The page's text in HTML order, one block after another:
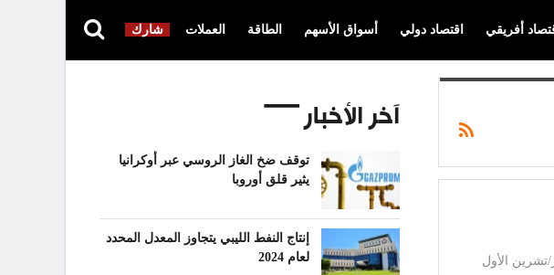
أفريقي اقتصاد دولي أسواق الأسهم الطاقة العملات شارك
من 2% خلال تعاملات يوم الأربعاء 18 أكتوبر/تشرين الأول
آخر الأخبار
توقف ضخ الغاز الروسي عبر أوكرانيا
يثير قلق أوروبا
إنتاج النفط الليبي يتجاوز المعدل المحدد
لعام 2024